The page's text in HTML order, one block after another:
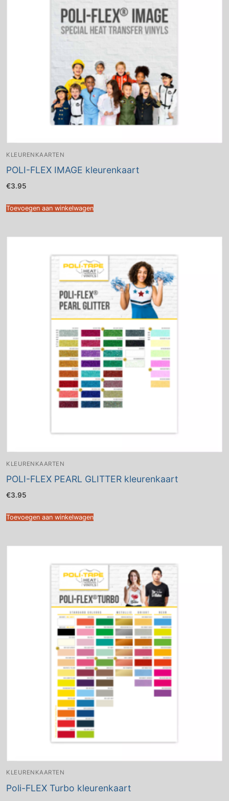
KLEURENKAARTEN
POLI-FLEX IMAGE kleurenkaart
€3.95
Toevoegen aan winkelwagen
KLEURENKAARTEN
POLI-FLEX PEARL GLITTER kleurenkaart
€3.95
Toevoegen aan winkelwagen
KLEURENKAARTEN
Poli-FLEX Turbo kleurenkaart